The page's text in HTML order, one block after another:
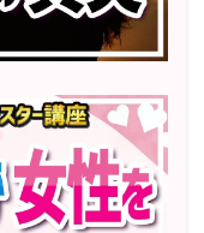
販売実績